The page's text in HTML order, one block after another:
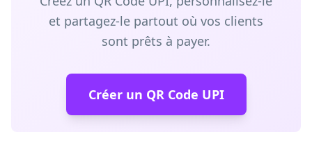
et partagez-le partout où vos clients
sont prêts à payer.
Créer un QR Code UPI